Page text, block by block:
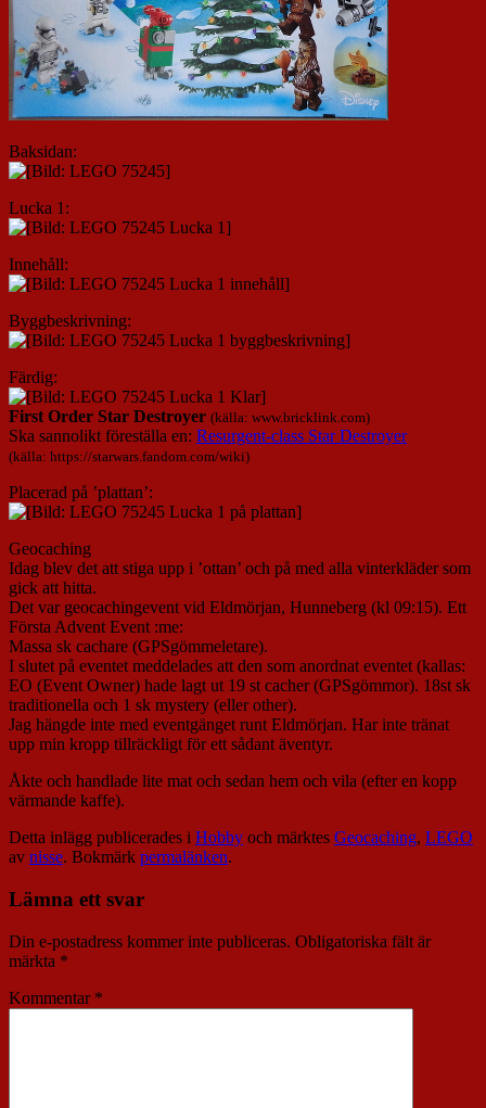
Baksidan:
Lucka 1:
Innehåll:
Byggbeskrivning:
Färdig:
First Order Star Destroyer (källa: www.bricklink.com)
Ska sannolikt föreställa en: Resurgent-class Star Destroyer
(källa: https://starwars.fandom.com/wiki)
Placerad på ’plattan’:
Geocaching
Idag blev det att stiga upp i ’ottan’ och på med alla vinterkläder som
gick att hitta.
Det var geocachingevent vid Eldmörjan, Hunneberg (kl 09:15). Ett
Första Advent Event :me:
Massa sk cachare (GPSgömmeletare).
I slutet på eventet meddelades att den som anordnat eventet (kallas:
EO (Event Owner) hade lagt ut 19 st cacher (GPSgömmor). 18st sk
traditionella och 1 sk mystery (eller other).
Jag hängde inte med eventgänget runt Eldmörjan. Har inte tränat
upp min kropp tillräckligt för ett sådant äventyr.
Åkte och handlade lite mat och sedan hem och vila (efter en kopp
värmande kaffe).
Detta inlägg publicerades i Hobby och märktes Geocaching, LEGO
av nisse. Bokmärk permalänken.
Lämna ett svar
Din e-postadress kommer inte publiceras. Obligatoriska fält är
märkta *
Kommentar *